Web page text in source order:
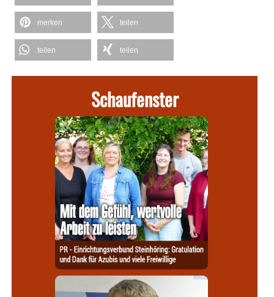
merken teilen
teilen teilen
Schaufenster